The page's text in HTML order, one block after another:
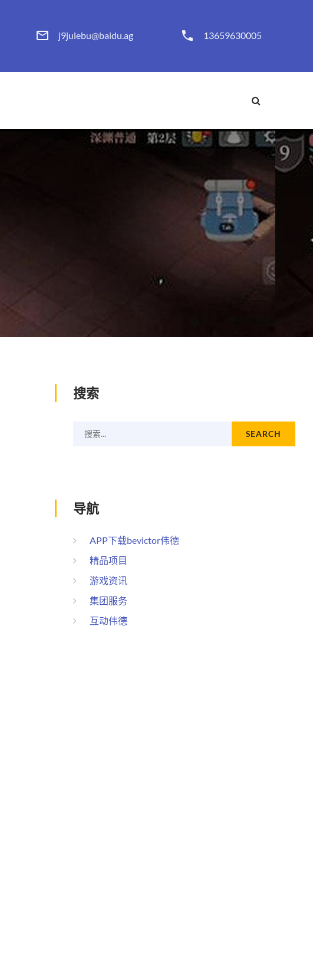
j9julebu@baidu.ag 13659630005
搜索
搜索... SEARCH
导航
APP下载bevictor伟德
精品项目
游戏资讯
集团服务
互动伟德